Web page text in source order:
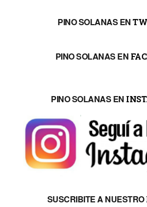
PINO SOLANAS EN
PINO SOLANAS EN
PINO SOLANAS EN
SUSCRIBITE A NUESTRO